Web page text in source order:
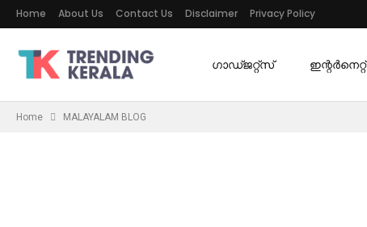
Home About Us Contact Us Disclaimer Privacy Policy
ഗാഡ്ജറ്റ്സ് ഇന്റര്‍നെറ്റ്
Home MALAYALAM BLOG